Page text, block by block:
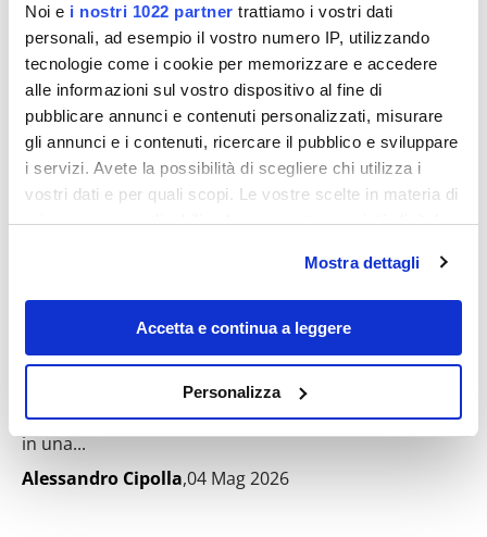
Noi e i nostri 1022 partner trattiamo i vostri dati
personali, ad esempio il vostro numero IP, utilizzando
tecnologie come i cookie per memorizzare e accedere
alle informazioni sul vostro dispositivo al fine di
pubblicare annunci e contenuti personalizzati, misurare
gli annunci e i contenuti, ricercare il pubblico e sviluppare
i servizi. Avete la possibilità di scegliere chi utilizza i
vostri dati e per quali scopi. Le vostre scelte in materia di
privacy sono applicabili solo su questa proprietà digitale
modificare o revocare il proprio consenso in qualsiasi
momento dalla Dichiarazione sui cookie o facendo clic
sull'icona di attivazione della privacy.
raccogliere informazioni sulla tua posizione
geografica, con un'approssimazione di qualche
Identificare il tuo dispositivo, scansionandolo
Mostra dettagli
Accetta e continua a leggere
Personalizza
Destinazioni
8 chilometri di pura magia: è la spiaggia
più bella dell’isola, italiana ma con
un’acqua da Caraibi
La Spiaggia del Poetto è una delle grandi bellezze
della Sardegna. Per poter in qualche modo emergere
in una...
Alessandro Cipolla,04 Mag 2026